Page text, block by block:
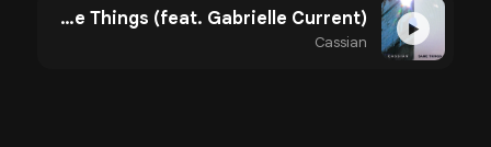
▶
Same Things (feat. Gabrielle Current)
Cassian